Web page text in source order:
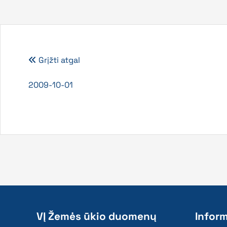
Grįžti atgal
2009-10-01
VĮ Žemės ūkio duomenų